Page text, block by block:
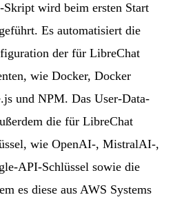
Skript wird beim ersten Start
Es automatisiert die
der für LibreChat
wie Docker, Docker
und NPM. Das User-Data-
die für LibreChat
wie OpenAI-, MistralAI-,
API-Schlüssel sowie die
es diese aus AWS Systems